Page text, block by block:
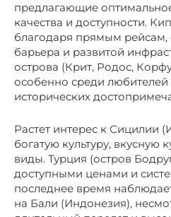
предлагающие
качества и доступности.
благодаря прямым рейсам,
барьера и развитой
острова (Крит, Родос,
особенно среди
исторических
Растет интерес к Сицилии
богатую культуру,
виды. Турция (остров
доступными ценами и
последнее время
на Бали (Индонезия),